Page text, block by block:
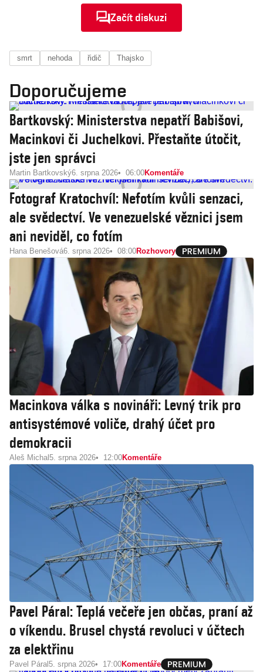
Začít diskuzi
smrt nehoda řidič Thajsko
Doporučujeme
Bartkovský: Ministerstva nepatří Babišovi,
Macinkovi či Juchelkovi. Přestaňte útočit,
jste jen správci
Martin Bartkovský6. srpna 2026 06:00Komentáře
Fotograf Kratochvíl: Nefotím kvůli senzaci,
ale svědectví. Ve venezuelské věznici jsem
ani neviděl, co fotím
Hana Benešová6. srpna 2026 08:00Rozhovory
Macinkova válka s novináři: Levný trik pro
antisystémové voliče, drahý účet pro
demokracii
Aleš Michal 5. srpna 2026 12:00Komentáře
Pavel Páral: Teplá večeře jen občas, praní až
o víkendu. Brusel chystá revoluci v účtech
za elektřinu
Pavel Páral 5. srpna 2026 17:00Komentáře